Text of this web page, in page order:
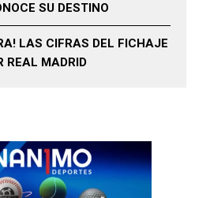
SU DESTINO
LAS CIFRAS DEL FICHAJE
REAL MADRID